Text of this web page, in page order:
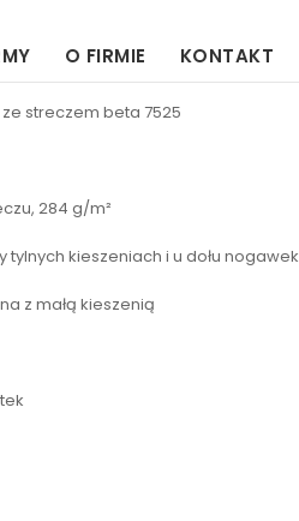
O FIRMIE KONTAKT
streczem beta 7525
284 g/m²
kieszeniach i u dołu nogawek
z małą kieszenią